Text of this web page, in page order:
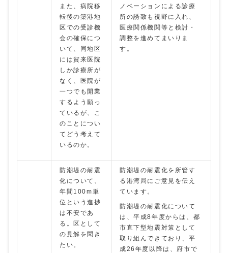
また、病院移
転後の築港地
区での受診機
会の確保につ
いて、同地区
には賀来医院
しか診療所が
なく、医院が
一つでも開業
するよう願っ
ているが、こ
のことについ
てどう考えて
いるのか。
ノベーションによる診療
所の誘致も視野に入れ、
医療関係機関等と検討・
調整を進めてまいりま
す。
防潮堤の耐震
化について、
年間100m単
位という進捗
は不安であ
る。区として
の見解を聞き
たい。
防潮堤の耐震化を所管す
る港湾局にご意見を伝え
ています。
防潮堤の耐震化について
は、平成8年度からは、都
市直下型地震対策として
取り組んできており、平
成26年度以降は、府市で